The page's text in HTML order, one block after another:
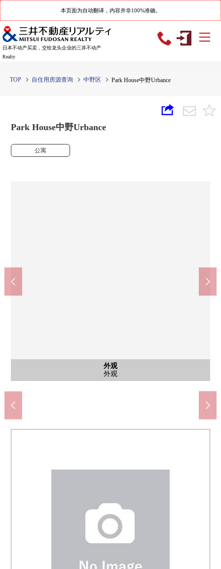
本页面为自动翻译，内容并非100%准确。
日本不动产买卖，交给龙头企业的三井不动产
Realty
TOP 自住用房源查询 中野区 Park House中野Urbance
Park House中野Urbance
公寓
外观
外观
客厅
客厅
客厅
客厅
西式房间
西式房间
西式房间
西式房间
厨房
厨房
厨房
厨房
洗脸
洗脸
公共汽车
公共汽车
厕所
厕所
风景
风景
阳台
屋顶阳台
阳台
屋顶阳台
入口
入口
入口
入口
入口
入口
入口
入口
停车场
停车场
共有部分
共有部分
共有部分
信箱、智能快递柜
共有部分
走廊
外观
外观
外观
外观
外观
外观
外观
外观
外观
外观
外观
外观
外观
外观
房型图(平面图)
中野四季的森公园(约680m)
步行9分钟。